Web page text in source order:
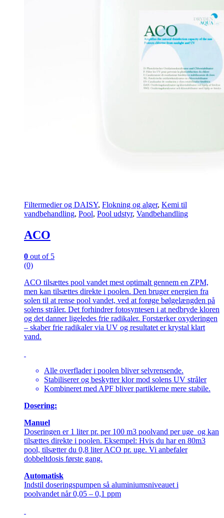
Filtermedier og DAISY, Flokning og alger, Kemi til
vandbehandling, Pool, Pool udstyr, Vandbehandling
ACO
0 out of 5
(0)
ACO tilsættes pool vandet mest optimalt gennem en ZPM,
men kan tilsættes direkte i poolen. Den bruger energien fra
solen til at rense pool vandet, ved at forøge bølgelængden på
solens stråler. Det forhindrer fotosyntesen i at nedbryde kloren
og det danner ligeledes frie radikaler. Forstærker oxyderingen
– skaber frie radikaler via UV og resultatet er krystal klart
vand.
Alle overflader i poolen bliver selvrensende.
Stabiliserer og beskytter klor mod solens UV stråler
Kombineret med APF bliver partiklerne mere stabile.
Dosering:
Manuel
Doseringen er 1 liter pr. per 100 m3 poolvand per uge og kan
tilsættes direkte i poolen. Eksempel: Hvis du har en 80m3
pool, tilsætter du 0,8 liter ACO pr. uge. Vi anbefaler
dobbeltdosis første gang.
Automatisk
Indstil doseringspumpen så aluminiumsniveauet i
poolvandet når 0,05 – 0,1 ppm